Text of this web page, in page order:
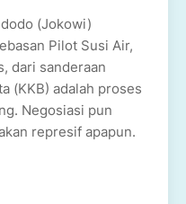
(Jokowi)
Pilot Susi Air,
dari sanderaan
(KKB) adalah proses
Negosiasi pun
represif apapun.